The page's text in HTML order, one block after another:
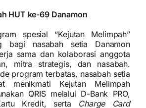
HUT ke-69 Danamon
spesial “Kejutan Melimpah”
bagi nasabah setia Danamon
sama dan kolaborasi anggota
mitra strategis, dan nasabah.
program terbatas, nasabah setia
menikmati Kejutan Melimpah
QRIS melalui D-Bank PRO,
Kredit, serta Charge Card